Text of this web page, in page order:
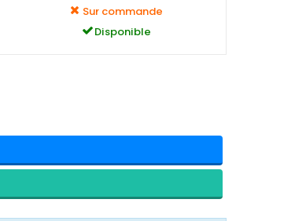
Sur commande
Disponible